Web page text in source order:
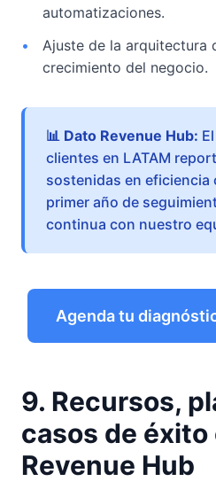
automatizaciones.
•
Ajuste de la arquitectura
crecimiento del negocio.
📊 Dato Revenue Hub:
clientes en LATAM
sostenidas en eficiencia
primer año de
continua con nuestro
Agenda tu
9. Recursos,
casos de
Revenue Hub